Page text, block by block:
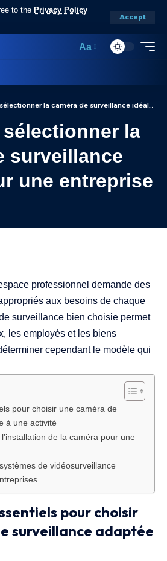
to the Privacy Policy
Accept
Aa
la caméra de surveillance idéale pour une entreprise ?
la
surveillance
une entreprise
professionnel demande des
aux besoins de chaque
surveillance bien choisie permet
les employés et les biens
cependant le modèle qui
pour choisir une caméra de
à une activité
de la caméra pour une
de vidéosurveillance
pour choisir
surveillance adaptée